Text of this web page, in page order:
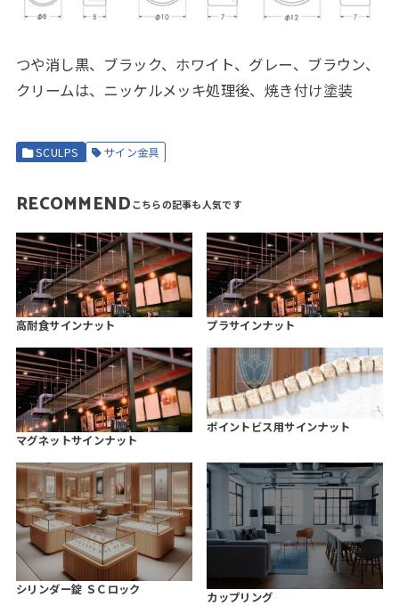
つや消し黒、ブラック、ホワイト、グレー、ブラウン、
クリームは、ニッケルメッキ処理後、焼き付け塗装
SCULPS サイン金具
RECOMMEND
高耐食サインナット プラサインナット
マグネットサインナット
ポイントビス用サインナット
シリンダー錠 ＳＣロック カップリング